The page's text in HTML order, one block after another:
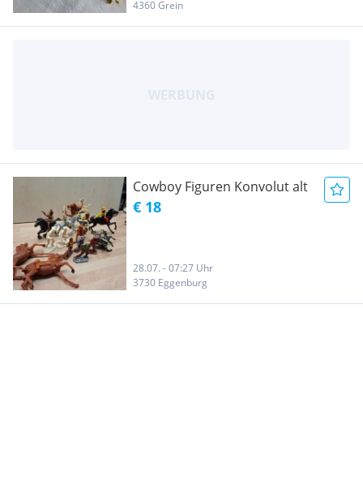
4360 Grein
Cowboy Figuren Konvolut alt
€ 18
28.07. - 07:27 Uhr
3730 Eggenburg